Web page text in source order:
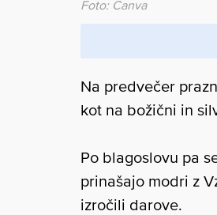
Foto: Canva
Na predvečer
kot na božični in
Po blagoslovu pa
prinašajo modri z
izročili darove.